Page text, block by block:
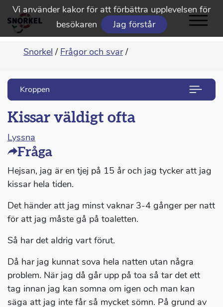
Vi använder kakor för att förbättra upplevelsen för
besökaren
Jag förstår
Snorkel / Frågor och svar /
Kroppen
Kissar väldigt ofta
Lyssna
Fråga
Hejsan, jag är en tjej på 15 år och jag tycker att jag
kissar hela tiden.
Det händer att jag minst vaknar 3-4 gånger per natt
för att jag måste gå på toaletten.
Så har det aldrig vart förut.
Då har jag kunnat sova hela natten utan några
problem. När jag då går upp på toa så tar det ett
tag innan jag kan somna om igen och man kan
säga att jag inte får så mycket sömn. På grund av